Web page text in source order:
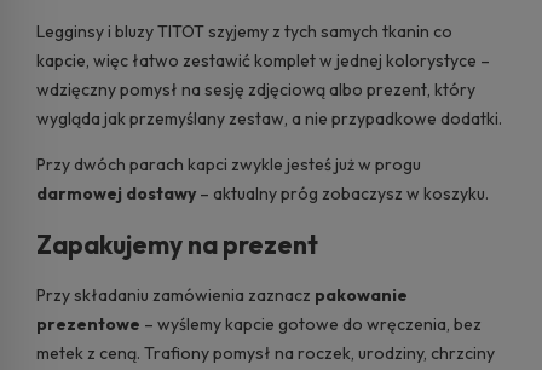
Legginsy i bluzy TITOT szyjemy z tych samych tkanin co
kapcie, więc łatwo zestawić komplet w jednej kolorystyce –
wdzięczny pomysł na sesję zdjęciową albo prezent, który
wygląda jak przemyślany zestaw, a nie przypadkowe dodatki.
Przy dwóch parach kapci zwykle jesteś już w progu
darmowej dostawy – aktualny próg zobaczysz w koszyku.
Zapakujemy na prezent
Przy składaniu zamówienia zaznacz pakowanie
prezentowe – wyślemy kapcie gotowe do wręczenia, bez
metek z ceną. Trafiony pomysł na roczek, urodziny, chrzciny